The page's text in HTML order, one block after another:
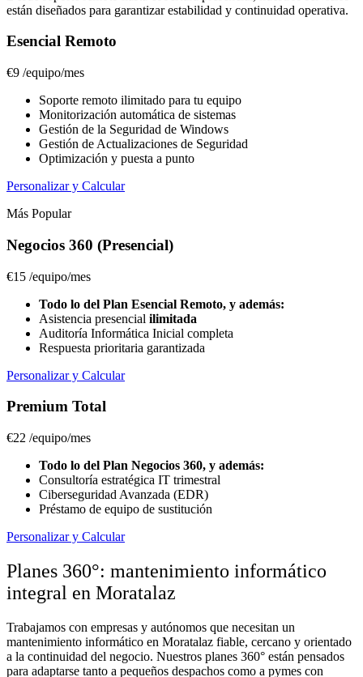
están diseñados para garantizar estabilidad y continuidad operativa.
Esencial Remoto
€9 /equipo/mes
Soporte remoto ilimitado para tu equipo
Monitorización automática de sistemas
Gestión de la Seguridad de Windows
Gestión de Actualizaciones de Seguridad
Optimización y puesta a punto
Personalizar y Calcular
Más Popular
Negocios 360 (Presencial)
€15 /equipo/mes
Todo lo del Plan Esencial Remoto, y además:
Asistencia presencial ilimitada
Auditoría Informática Inicial completa
Respuesta prioritaria garantizada
Personalizar y Calcular
Premium Total
€22 /equipo/mes
Todo lo del Plan Negocios 360, y además:
Consultoría estratégica IT trimestral
Ciberseguridad Avanzada (EDR)
Préstamo de equipo de sustitución
Personalizar y Calcular
Planes 360°: mantenimiento informático
integral en Moratalaz
Trabajamos con empresas y autónomos que necesitan un
mantenimiento informático en Moratalaz fiable, cercano y orientado
a la continuidad del negocio. Nuestros planes 360° están pensados
para adaptarse tanto a pequeños despachos como a pymes con